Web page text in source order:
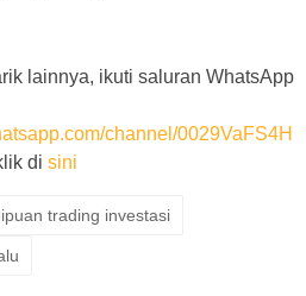
lainnya, ikuti saluran WhatsApp
channel/0029VaFS4H
di sini
trading investasi